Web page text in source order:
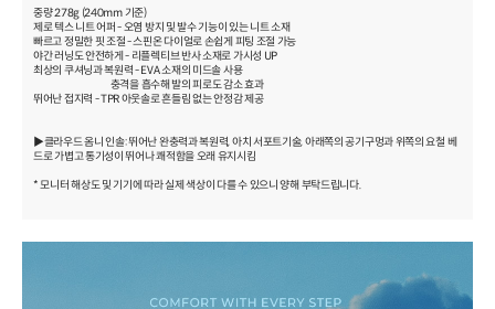
중량 278g (240mm 기준)
제로 텍스 니트 어퍼 - 오염 방지 및 발수 기능이 있는 니트 소재
빠르고 정밀한 핏 조절 - 스핀온 다이얼로 손쉽게 피팅 조절 가능
야간 러닝도 안전하게 - 리플렉티브 반사 소재로 가시성 UP
최상의 쿠셔닝과 복원력 - EVA 소재의 미드솔 사용
충격을 흡수해 발의 피로도 감소 효과
뛰어난 접지력 - TPR 아웃솔로 흔들림 없는 안정감 제공
▶클라우드 옴니 인솔: 뛰어난 완충력과 복원력, 아치 서포트기술, 아래쪽의 공기구멍과 위쪽의 요철 베
드로 가볍고 통기성이 뛰어나 쾌적함을 오래 유지시킴
* 모니터 해상도 및 기기에 따라 실제 색상이 다를 수 있으니 양해 부탁드립니다.